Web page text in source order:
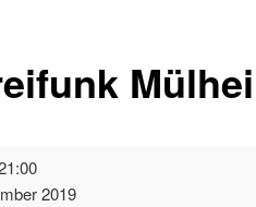
2019